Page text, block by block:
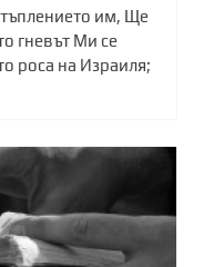
им, Ще
гневът Ми се
роса на Израиля;